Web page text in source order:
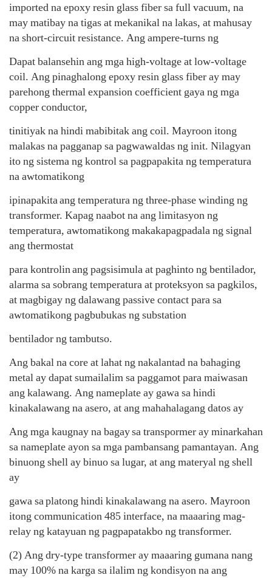
imported na epoxy resin glass fiber sa full vacuum, na
may matibay na tigas at mekanikal na lakas, at mahusay
na short-circuit resistance. Ang ampere-turns ng
Dapat balansehin ang mga high-voltage at low-voltage
coil. Ang pinaghalong epoxy resin glass fiber ay may
parehong thermal expansion coefficient gaya ng mga
copper conductor,
tinitiyak na hindi mabibitak ang coil. Mayroon itong
malakas na pagganap sa pagwawaldas ng init. Nilagyan
ito ng sistema ng kontrol sa pagpapakita ng temperatura
na awtomatikong
ipinapakitaang temperatura ng three-phase winding ng
transformer. Kapag naabot na ang limitasyon ng
temperatura, awtomatikong makakapagpadala ng signal
ang thermostat
para kontrolinang pagsisimula at paghinto ng bentilador,
alarma sa sobrang temperatura at proteksyon sa pagkilos,
at magbigay ng dalawang passive contact para sa
awtomatikong pagbubukas ng substation
bentilador ng tambutso.
Ang bakal na core at lahat ng nakalantad na bahaging
metal ay dapat sumailalim sa paggamot para maiwasan
ang kalawang. Ang nameplate ay gawa sa hindi
kinakalawang na asero, at ang mahahalagang datos ay
Ang mga kaugnay na bagaysa transpormer ay minarkahan
sa nameplate ayon sa mga pambansang pamantayan. Ang
binuong shell ay binuo sa lugar, at ang materyal ng shell
ay
gawa saplatong hindi kinakalawang na asero. Mayroon
itong communication 485 interface, na maaaring mag-
relay ng katayuan ng pagpapatakbo ng transformer.
(2) Ang dry-type transformer ay maaaring gumana nang
may 100% na karga sa ilalim ng kondisyon na ang